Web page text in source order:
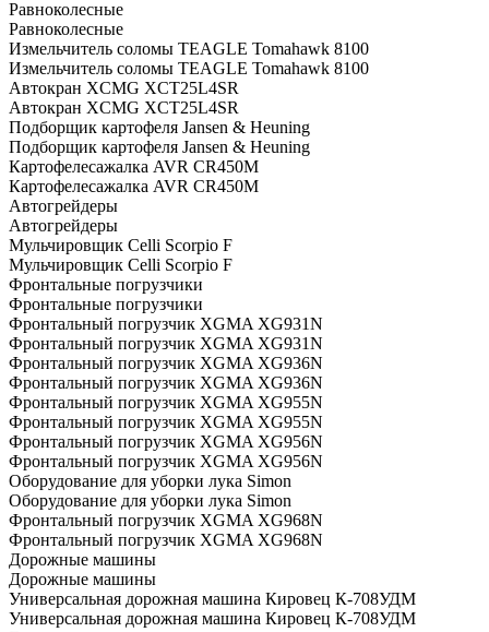
Равноколесные
Равноколесные
Измельчитель соломы TEAGLE Tomahawk 8100
Измельчитель соломы TEAGLE Tomahawk 8100
Автокран XCMG XCT25L4SR
Автокран XCMG XCT25L4SR
Подборщик картофеля Jansen & Heuning
Подборщик картофеля Jansen & Heuning
Картофелесажалка AVR CR450M
Картофелесажалка AVR CR450M
Автогрейдеры
Автогрейдеры
Мульчировщик Celli Scorpio F
Мульчировщик Celli Scorpio F
Фронтальные погрузчики
Фронтальные погрузчики
Фронтальный погрузчик XGMA XG931N
Фронтальный погрузчик XGMA XG931N
Фронтальный погрузчик XGMA XG936N
Фронтальный погрузчик XGMA XG936N
Фронтальный погрузчик XGMA XG955N
Фронтальный погрузчик XGMA XG955N
Фронтальный погрузчик XGMA XG956N
Фронтальный погрузчик XGMA XG956N
Оборудование для уборки лука Simon
Оборудование для уборки лука Simon
Фронтальный погрузчик XGMA XG968N
Фронтальный погрузчик XGMA XG968N
Дорожные машины
Дорожные машины
Универсальная дорожная машина Кировец К-708УДМ
Универсальная дорожная машина Кировец К-708УДМ